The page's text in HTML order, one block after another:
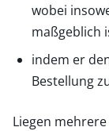
wobei
maßgeblich
indem er
Bestellung
Liegen